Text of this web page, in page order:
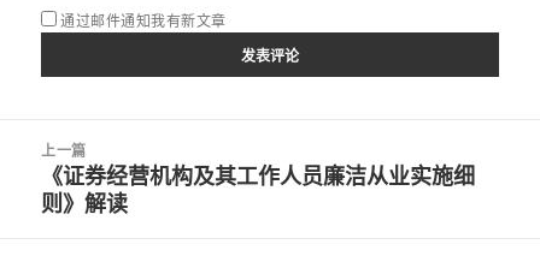
通过邮件通知我有新文章
上一篇
上
篇
《证券经营机构及其工作人员廉洁从业实施细
则》解读